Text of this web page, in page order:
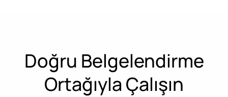
Doğru Belgelendirme
Ortağıyla Çalışın